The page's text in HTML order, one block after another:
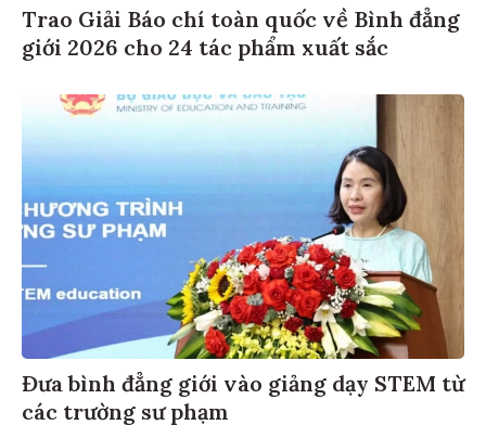
Trao Giải Báo chí toàn quốc về Bình đẳng
giới 2026 cho 24 tác phẩm xuất sắc
Đưa bình đẳng giới vào giảng dạy STEM từ
các trường sư phạm